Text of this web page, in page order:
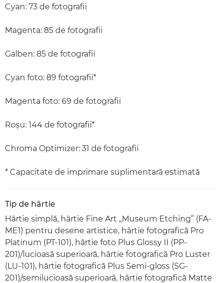
Cyan: 73 de fotografii
Magenta: 85 de fotografii
Galben: 85 de fotografii
Cyan foto: 89 fotografii*
Magenta foto: 69 de fotografii
Roşu: 144 de fotografii*
Chroma Optimizer: 31 de fotografii
* Capacitate de imprimare suplimentară estimată
Tip de hârtie
Hârtie simplă, hârtie Fine Art „Museum Etching” (FA-
ME1) pentru desene artistice, hârtie fotografică Pro
Platinum (PT-101), hârtie foto Plus Glossy II (PP-
201)/lucioasă superioară, hârtie fotografică Pro Luster
(LU-101), hârtie fotografică Plus Semi-gloss (SG-
201)/semilucioasă superioară, hârtie fotografică Matte